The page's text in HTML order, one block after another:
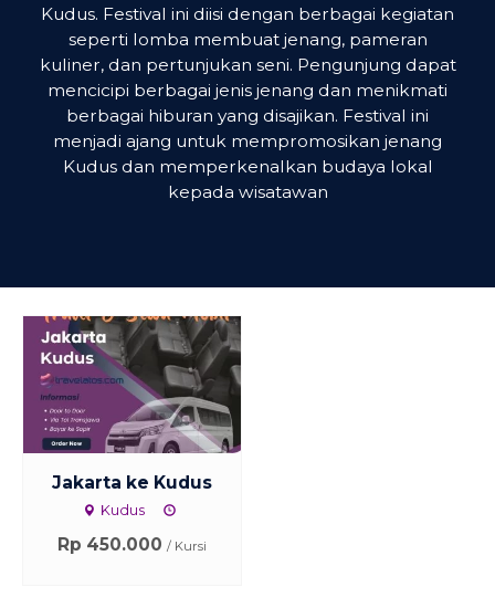
Kudus. Festival ini diisi dengan berbagai kegiatan
seperti lomba membuat jenang, pameran
kuliner, dan pertunjukan seni. Pengunjung dapat
mencicipi berbagai jenis jenang dan menikmati
berbagai hiburan yang disajikan. Festival ini
menjadi ajang untuk mempromosikan jenang
Kudus dan memperkenalkan budaya lokal
kepada wisatawan
Jakarta ke Kudus
Kudus
Rp 450.000 / Kursi